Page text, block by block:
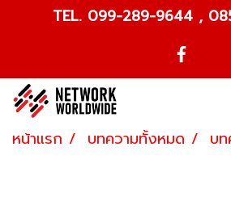
TEL. 099-289-9644 ,
หน้าแรก บทความทั้งหมด บท